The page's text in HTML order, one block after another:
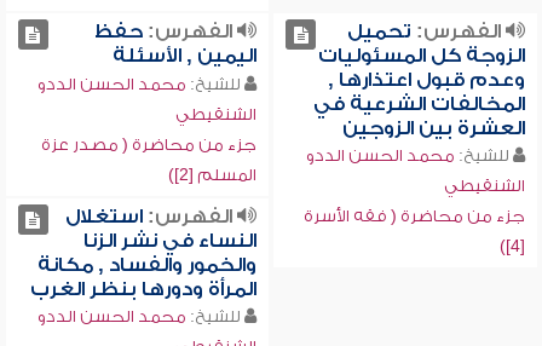
الفهرس: تحميل
الزوجة كل المسئوليات
وعدم قبول اعتذارها ,
المخالفات الشرعية في
العشرة بين الزوجين
للشيخ: محمد الحسن الددو
الشنقيطي
جزء من محاضرة ( فقه الأسرة
[4])
الفهرس:حفظ
اليمين , الأسئلة
للشيخ: محمد الحسن الددو
الشنقيطي
جزء من محاضرة ( مصدر عزة
المسلم [2])
الفهرس:استغلال
النساء في نشر الزنا
والخمور والفساد , مكانة
المرأة ودورها بنظر الغرب
للشيخ: محمد الحسن الددو